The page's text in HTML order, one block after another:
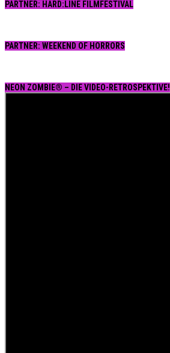
PARTNER: HARD:LINE FILMFESTIVAL
PARTNER: WEEKEND OF HORRORS
NEON ZOMBIE® – DIE VIDEO-RETROSPEKTIVE!